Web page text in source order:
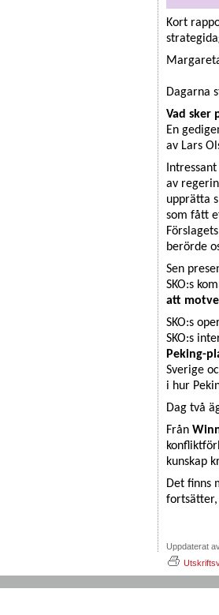
Kort
Dagarna
Vad sker
En
av Lars
av
upprätta
som fått
berörde
Sen
SKO:s
att
SKO:s
SKO:s
Peking-
Sverige
i hur
Dag två
Från
kunskap
Det finns
fortsätter,
Uppdaterat